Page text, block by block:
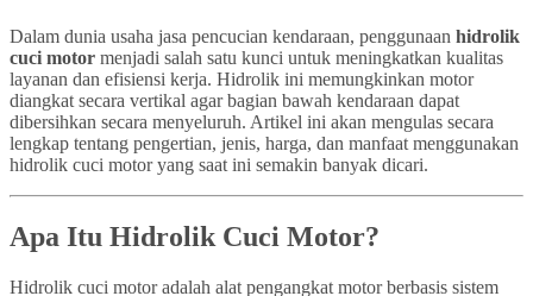
Dalam dunia usaha jasa pencucian kendaraan, penggunaan hidrolik
cuci motor menjadi salah satu kunci untuk meningkatkan kualitas
layanan dan efisiensi kerja. Hidrolik ini memungkinkan motor
diangkat secara vertikal agar bagian bawah kendaraan dapat
dibersihkan secara menyeluruh. Artikel ini akan mengulas secara
lengkap tentang pengertian, jenis, harga, dan manfaat menggunakan
hidrolik cuci motor yang saat ini semakin banyak dicari.
Apa Itu Hidrolik Cuci Motor?
Hidrolik cuci motor adalah alat pengangkat motor berbasis sistem